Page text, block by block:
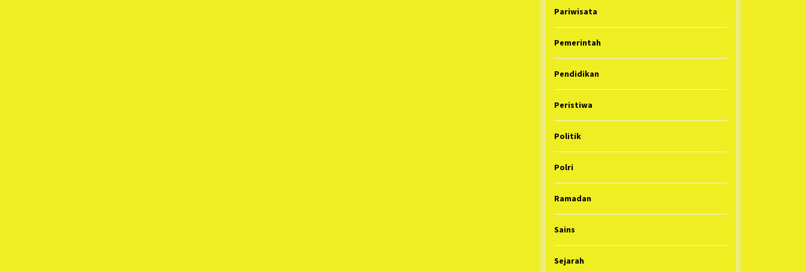
Pariwisata
Pemerintah
Pendidikan
Peristiwa
Politik
Polri
Ramadan
Sains
Sejarah